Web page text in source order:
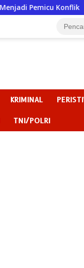
Dugaan
KRIMINAL
TNI/POLRI